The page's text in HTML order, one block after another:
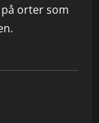
orter som